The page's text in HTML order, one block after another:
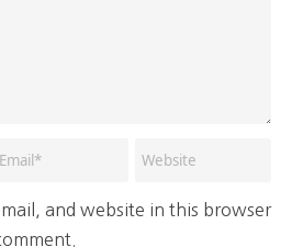
and website in this browser